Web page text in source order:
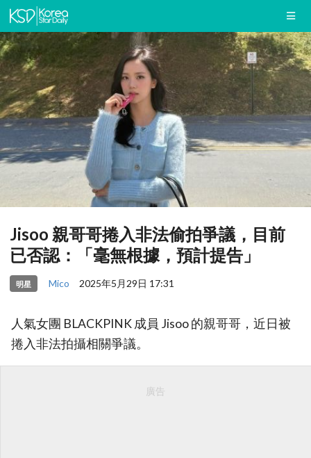
Jisoo 親哥哥捲入非法偷拍爭議，目前
已否認：「毫無根據，預計提告」
明星 Mico 2025年5月29日 17:31
人氣女團 BLACKPINK 成員 Jisoo 的親哥哥，近日被
捲入非法拍攝相關爭議。
廣告